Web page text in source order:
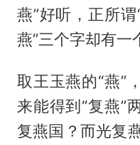
燕”好听，正所谓
燕”三个字却有一
取王玉燕的“燕”
来能得到“复燕”
复燕国？而光复